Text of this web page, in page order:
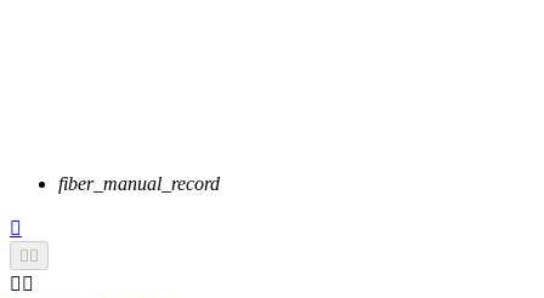
fiber_manual_record

 
 